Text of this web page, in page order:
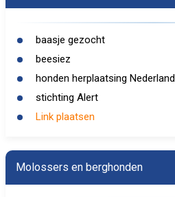
baasje gezocht
beesiez
honden herplaatsing Nederland
stichting Alert
Link plaatsen
Molossers en berghonden